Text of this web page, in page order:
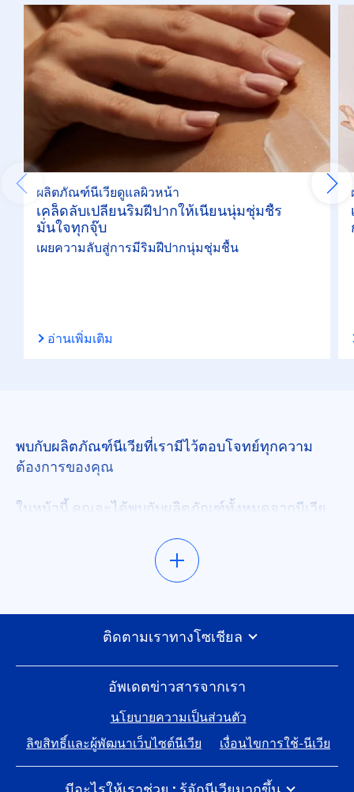
ระงับกลิ่นกายและดูแลใต้วงแขน
ระงับกลิ่นกายและดูแลใต้วงแขน
สำหรับการโกนหนวด
คุณสมบัติ
Whitening
เกลี่ยง่าย
ให้ความชุ่มชื่น
ให้ความรู้สึกสดชื่น
ให้ผิวรู้สึกนุ่ม
ให้สัมผัสแห้งบางเบา
ได้รับการพิสูจน์ทางการแพทย์แล้ว
ไม่เหนอะหนะ
ผลิตภัณฑ์นีเวียดูแลผิวหน้า
เคล็ดลับเปลี่ยนริมฝีปากให้เนียนนุ่มชุ่มชื้ร
มั่นใจทุกจุ๊บ
เผยความลับสู่การมีริมฝีปากนุ่มชุ่มชื้น
อ่านเพิ่มเติม
พบกับผลิตภัณฑ์นีเวียที่เรามีไว้ตอบโจทย์ทุกความ
ต้องการของคุณ
ในหน้านี้ คุณจะได้พบกับผลิตภัณฑ์ทั้งหมดจากนีเวีย
กรองกลุ่มผลิตภัณฑ์ของเราเพื่อหาผลิตภัณฑ์คุณ
ต้องการ นอกจากนี้ ลองดูหัวข้อคำแนะนำของเราเพื่อ
วิธีใช้ผลิตภัณฑ์ของเราและการดูแลตัวคุณเองไม่ว่า
คุณจะต้องการและชื่นชอบสิ่งใดก็ตาม รวมถึงดูข้อมูล
ใหม่ๆ และพัฒนาผลิตภัณฑ์ของเราเสมอ
ให้ผลิตภัณฑ์นีเวียช่วยสร้างแรงบันดาลใจให้คุณได้
ดูแลตัวเอง
อัพเดตข่าวสารจากเรา
นโยบายความเป็นส่วนตัว
ลิขสิทธิ์และผู้พัฒนาเว็บไซต์นีเวีย
เงื่อนไขการใช้-นีเวีย
ติดตามเราทางโซเชียล